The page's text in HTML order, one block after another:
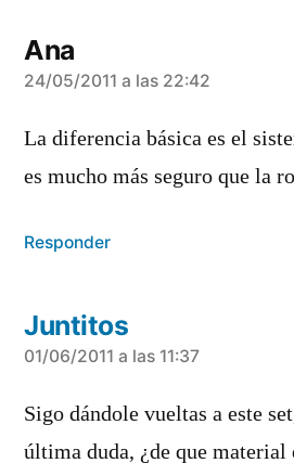
Ana
dice:
24/05/2011 a las 22:42
La diferencia básica es el
es mucho más seguro que la
Responder
Juntitos
dice:
01/06/2011 a las 11:37
Sigo dándole vueltas a este
última duda, ¿de que material